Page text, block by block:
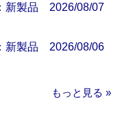
新製品 2026/08/07
新製品 2026/08/06
もっと見る »